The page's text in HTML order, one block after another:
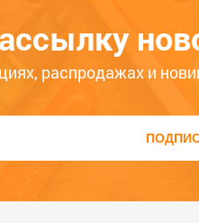
327
ЦБ-00074236
распродажах и